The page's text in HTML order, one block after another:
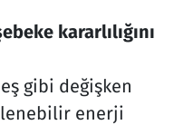
kararlılığını
gibi değişken
enerji